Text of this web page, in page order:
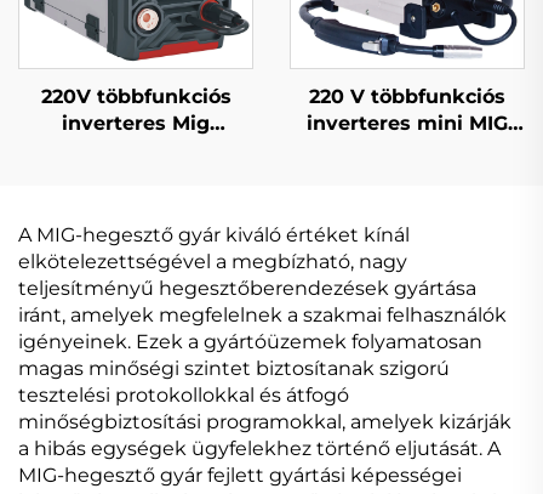
220V többfunkciós
inverteres Mig
hegesztőgép
220 V többfunkciós
inverteres mini MIG
A MIG-hegesztő gyár kiváló értéket kínál
elkötelezettségével a megbízható, nagy
teljesítményű hegesztőberendezések gyártása
iránt, amelyek megfelelnek a szakmai felhasználók
igényeinek. Ezek a gyártóüzemek folyamatosan
magas minőségi szintet biztosítanak szigorú
tesztelési protokollokkal és átfogó
minőségbiztosítási programokkal, amelyek kizárják
a hibás egységek ügyfelekhez történő eljutását. A
MIG-hegesztő gyár fejlett gyártási képességei